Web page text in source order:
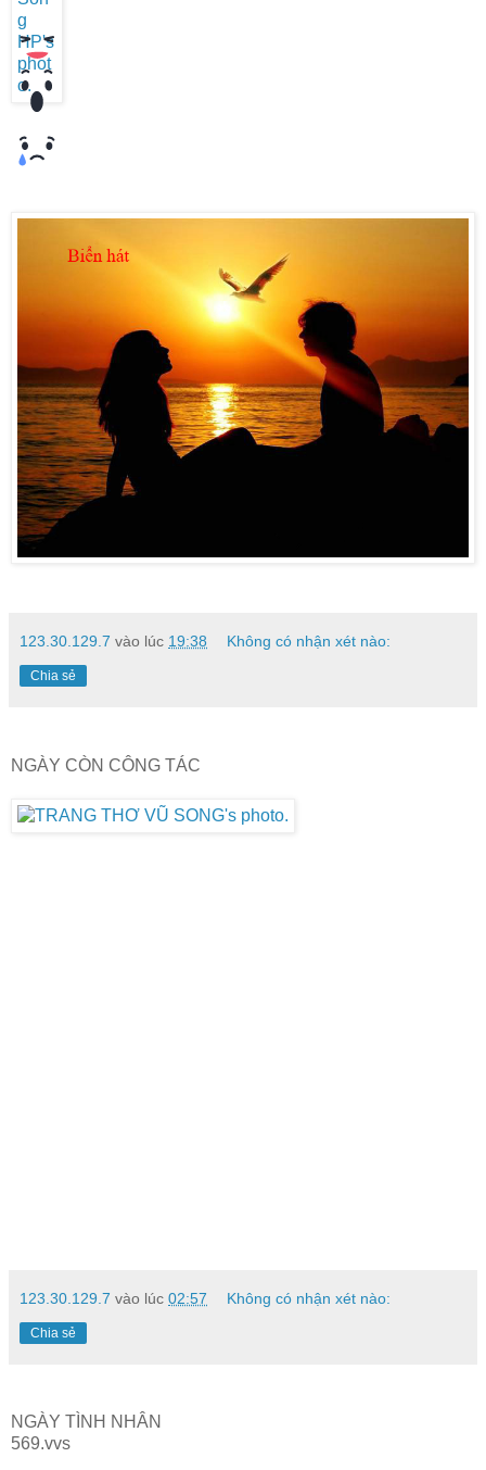
123.30.129.7 vào lúc 19:38 Không có nhận xét nào:
Chia sẻ
NGÀY CÒN CÔNG TÁC
123.30.129.7 vào lúc 02:57 Không có nhận xét nào:
Chia sẻ
NGÀY TÌNH NHÂN
569.vvs